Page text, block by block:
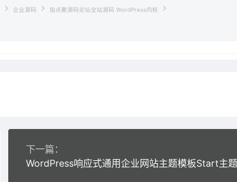
企业源码
指点聚源码论坛全站源码 WordPress内核
下一篇：
WordPress响应式通用企业网站主题模板Start主